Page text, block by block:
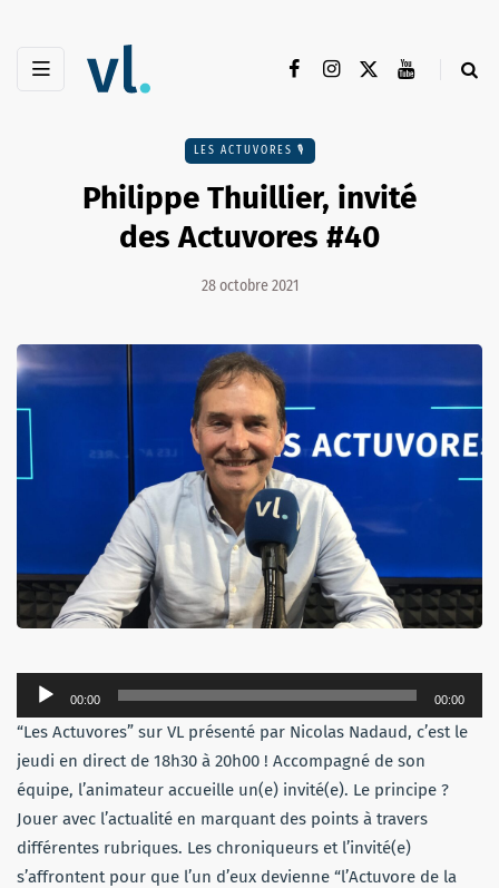
LES ACTUVORES 🎙
Philippe Thuillier, invité
des Actuvores #40
28 octobre 2021
Lecteur
audio
00:00 00:00
“Les Actuvores” sur VL présenté par Nicolas Nadaud, c’est le
jeudi en direct de 18h30 à 20h00 ! Accompagné de son
équipe, l’animateur accueille un(e) invité(e). Le principe ?
Jouer avec l’actualité en marquant des points à travers
différentes rubriques. Les chroniqueurs et l’invité(e)
s’affrontent pour que l’un d’eux devienne “l’Actuvore de la